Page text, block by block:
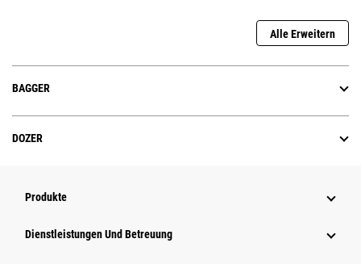
Alle Erweitern
BAGGER
DOZER
Produkte
Dienstleistungen Und Betreuung